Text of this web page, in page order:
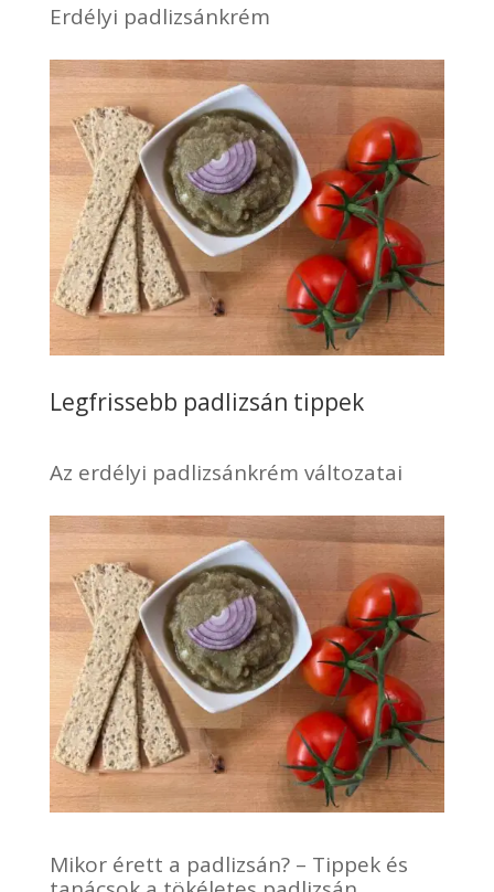
Erdélyi padlizsánkrém
Legfrissebb padlizsán tippek
Az erdélyi padlizsánkrém változatai
Mikor érett a padlizsán? – Tippek és